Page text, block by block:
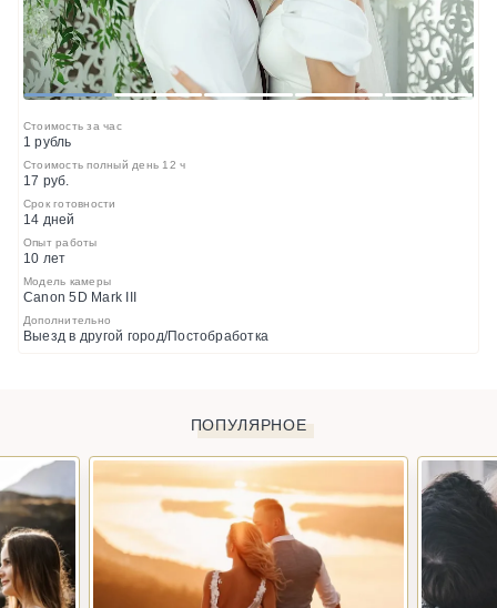
1 2 3 4 5
Стоимость за час
1 рубль
Стоимость полный день 12 ч
17 руб.
Срок готовности
14 дней
Опыт работы
10 лет
Модель камеры
Canon 5D Mark III
Дополнительно
Выезд в другой город/Постобработка
ПОПУЛЯРНОЕ